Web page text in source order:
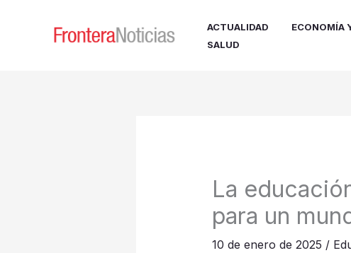
ACTUALIDAD ECONOMÍA
SALUD
La
para un
10 de enero de 2025 /